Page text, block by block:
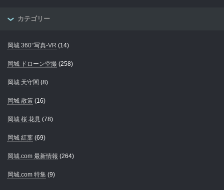
カテゴリー
岡城 360°写真-VR (14)
岡城 ドローン空撮 (258)
岡城 天守閣 (8)
岡城 散策 (16)
岡城 桜 花見 (78)
岡城 紅葉 (69)
岡城.com 最新情報 (264)
岡城.com 特集 (9)